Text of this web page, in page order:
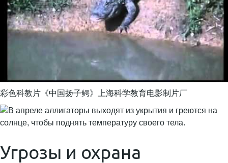
彩色科教片《中国扬子鳄》上海科学教育电影制片厂
Угрозы и охрана